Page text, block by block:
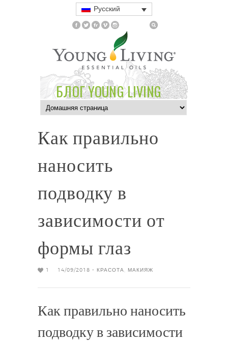
Русский
БЛОГ YOUNG LIVING
Как правильно
наносить
подводку в
зависимости от
формы глаз
1 14/09/2018 - КРАСОТА МАКИЯЖ
Как правильно наносить
подводку в зависимости